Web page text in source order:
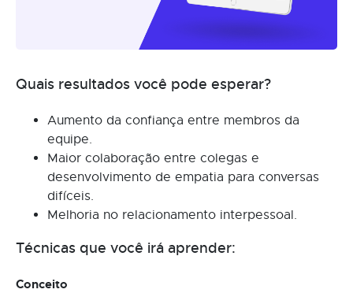
Quais resultados você pode esperar?
Aumento da confiança entre membros da
equipe.
Maior colaboração entre colegas e
desenvolvimento de empatia para conversas
difíceis.
Melhoria no relacionamento interpessoal.
Técnicas que você irá aprender:
Conceito